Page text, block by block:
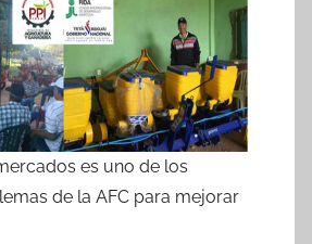
es uno de los
de la AFC para mejorar